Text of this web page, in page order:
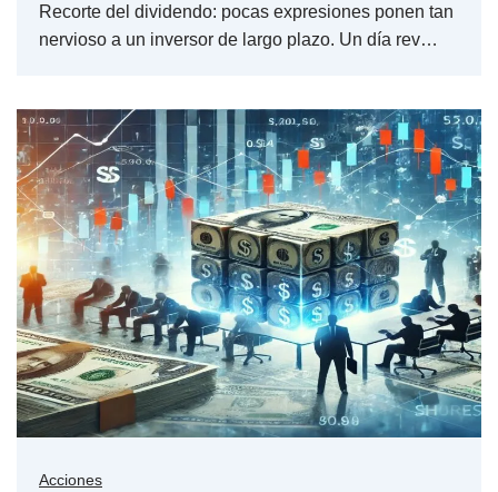
Recorte del dividendo: pocas expresiones ponen tan
nervioso a un inversor de largo plazo. Un día rev…
Acciones